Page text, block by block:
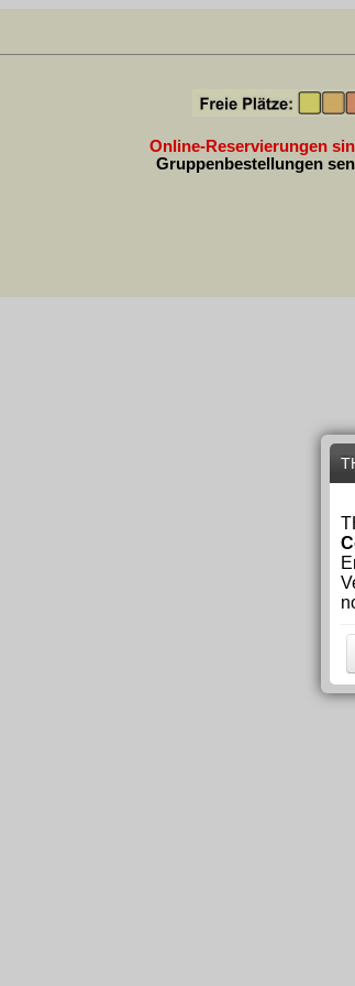
Online-Reservierungen
Gruppenbestellungen